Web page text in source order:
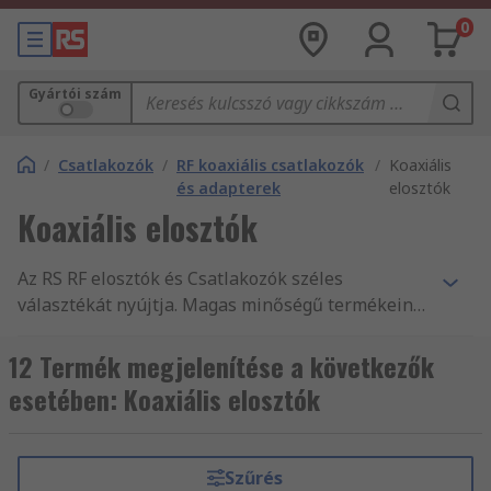
0
Gyártói szám
/ Csatlakozók / RF koaxiális csatlakozók
és adapterek
/ Koaxiális
elosztók
Koaxiális elosztók
Az RS RF elosztók és Csatlakozók széles
választékát nyújtja. Magas minőségű termékeink
másnap szállítható termékünk csupán egy pár
indok arra, hogy vevőink világszerte 160
országból rendszeresen vásárolnak online az RS-
esetében profitálhatnak másnapi szállítási
12 Termék megjelenítése a következők
esetében: Koaxiális elosztók
Szűrés